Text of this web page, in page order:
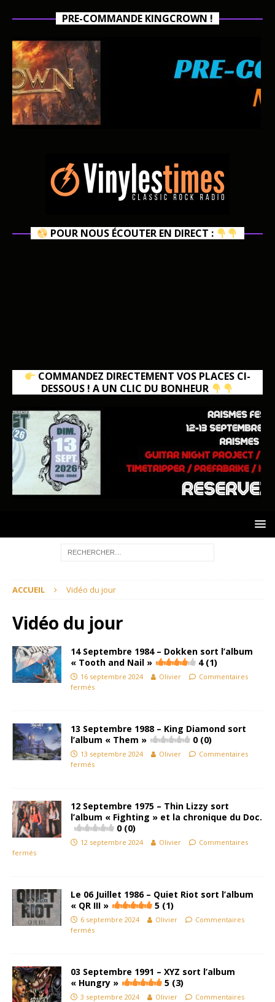
PRE-COMMANDE KINGCROWN !
POUR NOUS ÉCOUTER EN DIRECT :
COMMANDEZ DIRECTEMENT VOS PLACES CI-
DESSOUS ! A UN CLIC DU BONHEUR
ACCUEIL Vidéo du jour
Vidéo du jour
14 Septembre 1984 – Dokken sort l’album
« Tooth and Nail »
4 (1)
16 septembre 2024 Olivier
Commentaires
fermés
13 Septembre 1988 – King Diamond sort
l’album « Them »
0 (0)
13 septembre 2024 Olivier
Commentaires
fermés
12 Septembre 1975 – Thin Lizzy sort
l’album « Fighting » et la chronique du Doc.
0 (0)
12 septembre 2024 Olivier
Commentaires
fermés
Le 06 Juillet 1986 – Quiet Riot sort l’album
« QR III »
5 (1)
6 septembre 2024 Olivier
Commentaires
fermés
03 Septembre 1991 – XYZ sort l’album
« Hungry »
5 (3)
3 septembre 2024 Olivier
Commentaires